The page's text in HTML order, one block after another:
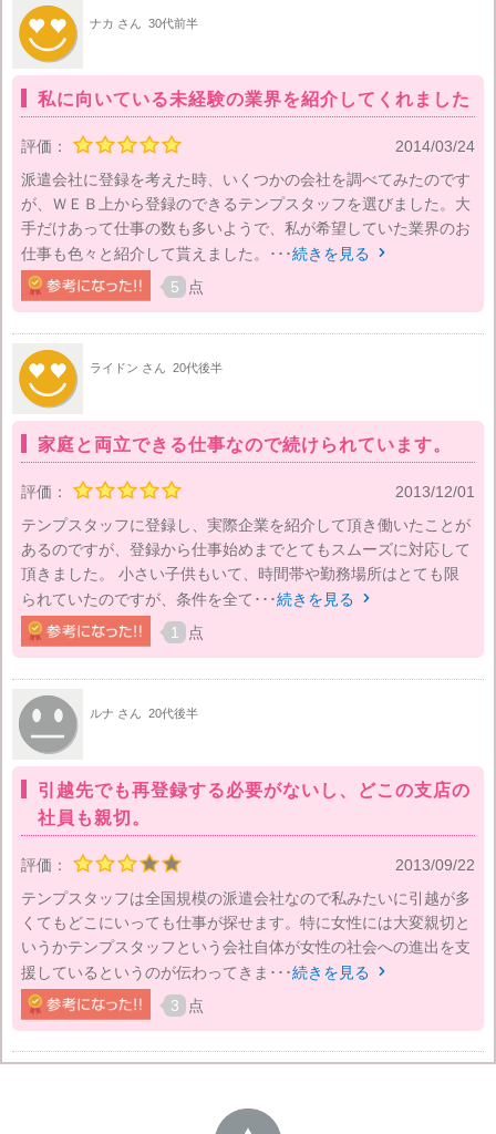
ナカ さん 30代前半
私に向いている未経験の業界を紹介してくれました
評価：
2014/03/24
派遣会社に登録を考えた時、いくつかの会社を調べてみたのです
が、ＷＥＢ上から登録のできるテンプスタッフを選びました。大
手だけあって仕事の数も多いようで、私が希望していた業界のお
仕事も色々と紹介して貰えました。･･･続きを見る 
5 点
ライドン さん 20代後半
家庭と両立できる仕事なので続けられています。
評価：
2013/12/01
テンプスタッフに登録し、実際企業を紹介して頂き働いたことが
あるのですが、登録から仕事始めまでとてもスムーズに対応して
頂きました。 小さい子供もいて、時間帯や勤務場所はとても限
られていたのですが、条件を全て･･･続きを見る 
1 点
ルナ さん 20代後半
引越先でも再登録する必要がないし、どこの支店の
社員も親切。
評価：
2013/09/22
テンプスタッフは全国規模の派遣会社なので私みたいに引越が多
くてもどこにいっても仕事が探せます。特に女性には大変親切と
いうかテンプスタッフという会社自体が女性の社会への進出を支
援しているというのが伝わってきま･･･続きを見る 
3 点